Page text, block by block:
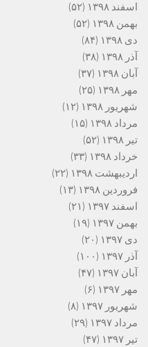
اسفند ۱۳۹۸
(۵۲)
بهمن ۱۳۹۸
(۵۲)
دی ۱۳۹۸
(۸۴)
آذر ۱۳۹۸
(۳۸)
آبان ۱۳۹۸
(۳۷)
مهر ۱۳۹۸
(۲۵)
شهریور ۱۳۹۸
(۱۲)
مرداد ۱۳۹۸
(۱۵)
تیر ۱۳۹۸
(۵۲)
خرداد ۱۳۹۸
(۳۳)
اردیبهشت ۱۳۹۸
(۲۲)
فروردین ۱۳۹۸
(۱۳)
اسفند ۱۳۹۷
(۲۱)
بهمن ۱۳۹۷
(۱۹)
دی ۱۳۹۷
(۲۰)
آذر ۱۳۹۷
(۱۰۰)
آبان ۱۳۹۷
(۴۷)
مهر ۱۳۹۷
(۶)
شهریور ۱۳۹۷
(۸)
مرداد ۱۳۹۷
(۲۹)
تیر ۱۳۹۷
(۴۷)